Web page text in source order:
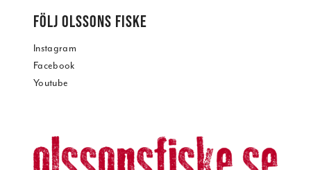
FÖLJ OLSSONS FISKE
Instagram
Facebook
Youtube